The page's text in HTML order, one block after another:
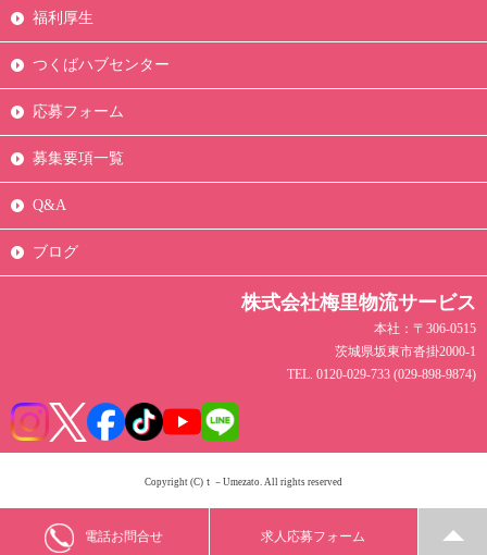
福利厚生
つくばハブセンター
応募フォーム
募集要項一覧
Q&A
ブログ
株式会社梅里物流サービス
本社：〒306-0515
茨城県坂東市沓掛2000-1
TEL. 0120-029-733 (029-898-9874)
Copyright (C)ｔ－Umezato. All rights reserved
電話お問合せ 求人応募フォーム